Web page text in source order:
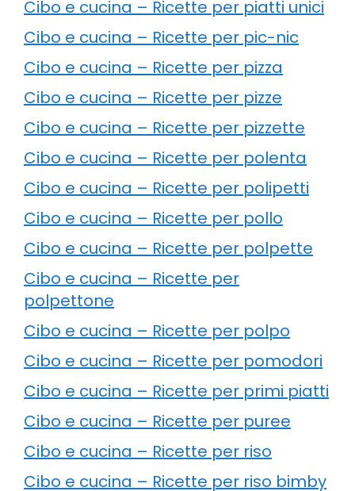
Cibo e cucina – Ricette per piatti unici
Cibo e cucina – Ricette per pic-nic
Cibo e cucina – Ricette per pizza
Cibo e cucina – Ricette per pizze
Cibo e cucina – Ricette per pizzette
Cibo e cucina – Ricette per polenta
Cibo e cucina – Ricette per polipetti
Cibo e cucina – Ricette per pollo
Cibo e cucina – Ricette per polpette
Cibo e cucina – Ricette per
polpettone
Cibo e cucina – Ricette per polpo
Cibo e cucina – Ricette per pomodori
Cibo e cucina – Ricette per primi piatti
Cibo e cucina – Ricette per puree
Cibo e cucina – Ricette per riso
Cibo e cucina – Ricette per riso bimby